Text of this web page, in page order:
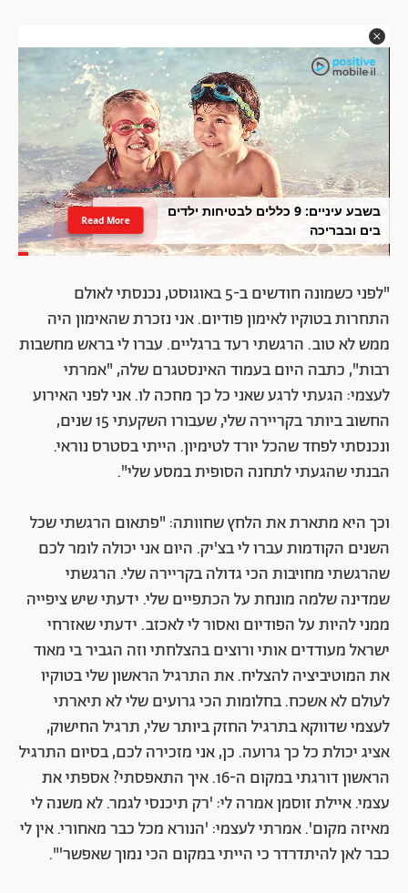
בשבע עיניים: 9 כללים לבטיחות ילדים
בים ובבריכה
Read More
"לפני כשמונה חודשים ב-5 באוגוסט, נכנסתי לאולם
התחרות בטוקיו לאימון פודיום. אני נזכרת שהאימון היה
ממש לא טוב. הרגשתי רעד ברגליים. עברו לי בראש מחשבות
רבות", כתבה היום בעמוד האינסטגרם שלה, "אמרתי
לעצמי: הגעתי לרגע שאני כל כך מחכה לו. אני לפני האירוע
החשוב ביותר בקריירה שלי, שעבורו השקעתי 15 שנים,
ונכנסתי לפחד שהכל יורד לטימיון. הייתי בסטרס נוראי.
הבנתי שהגעתי לתחנה הסופית במסע שלי".
וכך היא מתארת את הלחץ שחוותה: "פתאום הרגשתי שכל
השנים הקודמות עברו לי בצ'יק. היום אני יכולה לומר לכם
שהרגשתי מחויבות הכי גדולה בקריירה שלי. הרגשתי
שמדינה שלמה מונחת על הכתפיים שלי. ידעתי שיש ציפייה
ממני להיות על הפודיום ואסור לי לאכזב. ידעתי שאזרחי
ישראל מעודדים אותי ורוצים בהצלחתי וזה הגביר בי מאוד
את המוטיביציה להצליח. את התרגיל הראשון שלי בטוקיו
לעולם לא אשכח. בחלומות הכי גרועים שלי לא תיארתי
לעצמי שדווקא בתרגיל החזק ביותר שלי, תרגיל החישוק,
אציג יכולת כל כך גרועה. כן, אני מזכירה לכם, בסיום התרגיל
הראשון דורגתי במקום ה-16. איך התאפסתי? אספתי את
עצמי. איילת זוסמן אמרה לי: 'רק תיכנסי לגמר. לא משנה לי
מאיזה מקום'. אמרתי לעצמי: 'הנורא מכל כבר מאחורי. אין לי
כבר לאן להיתדרדר כי הייתי במקום הכי נמוך שאפשר'".